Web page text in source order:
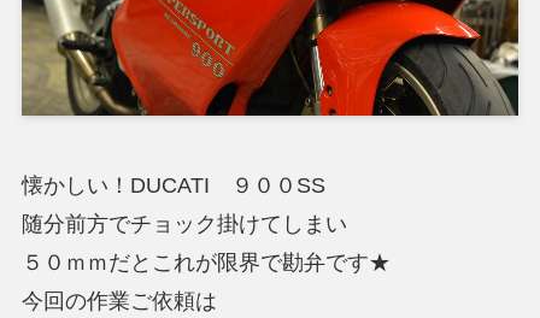
懐かしい！DUCATI ９００SS
随分前方でチョック掛けてしまい
５０ｍｍだとこれが限界で勘弁です★
今回の作業ご依頼は